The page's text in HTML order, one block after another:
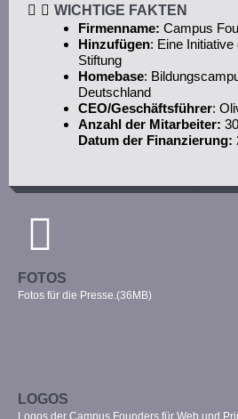
WICHTIGE FAKTEN
Firmenname: Campus
Hinzufügen: Eine
Stiftung
Homebase:
Deutschland
CEO/Geschäftsführer:
Anzahl der Mitarbeiter:
Datum der Finanzierung:
FOTOS
Fotos für die Presse.(36MB)
LOGOS
Logos der Campus Founders für Web und